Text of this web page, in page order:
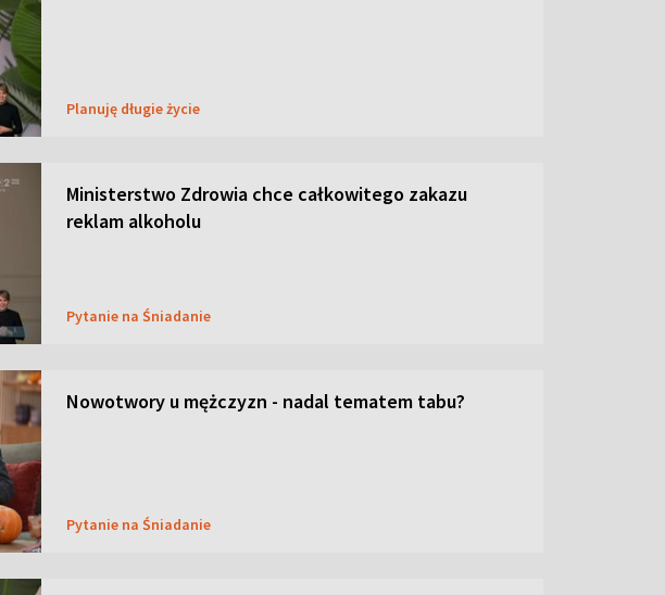
Planuję długie życie
Ministerstwo Zdrowia chce całkowitego zakazu
reklam alkoholu
Pytanie na Śniadanie
Nowotwory u mężczyzn - nadal tematem tabu?
Pytanie na Śniadanie